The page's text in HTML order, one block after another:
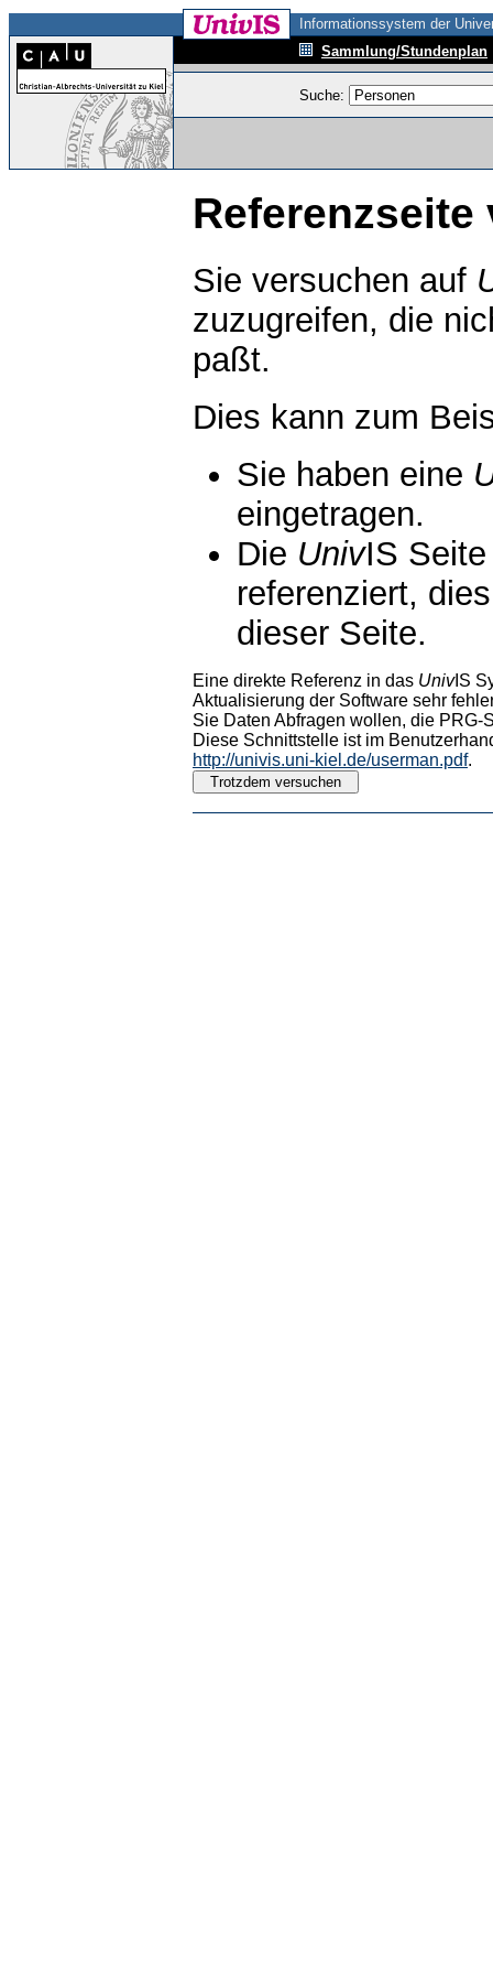
Informationssystem der
Sammlung/Stundenplan
Suche:
Referenzseite
Sie versuchen auf
zuzugreifen, die
paßt.
Dies kann zum
Sie haben eine
eingetragen.
Die UnivIS
referenziert,
dieser Seite.
Eine direkte Referenz in das UnivIS
Aktualisierung der Software sehr
Sie Daten Abfragen wollen, die PRG-
Diese Schnittstelle ist im
http://univis.uni-kiel.de/userman.pdf.